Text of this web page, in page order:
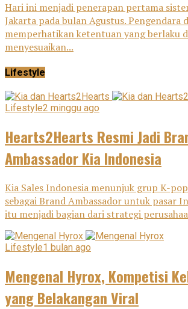
Hari ini menjadi penerapan pertama
Jakarta pada bulan Agustus. Pengendara
memperhatikan ketentuan yang berlaku
menyesuaikan...
Lifestyle
Lifestyle2 minggu ago
Hearts2Hearts Resmi Jadi
Ambassador Kia Indonesia
Kia Sales Indonesia menunjuk grup K-
sebagai Brand Ambassador untuk pasar
itu menjadi bagian dari strategi
Lifestyle1 bulan ago
Mengenal Hyrox, Kompetisi
yang Belakangan Viral